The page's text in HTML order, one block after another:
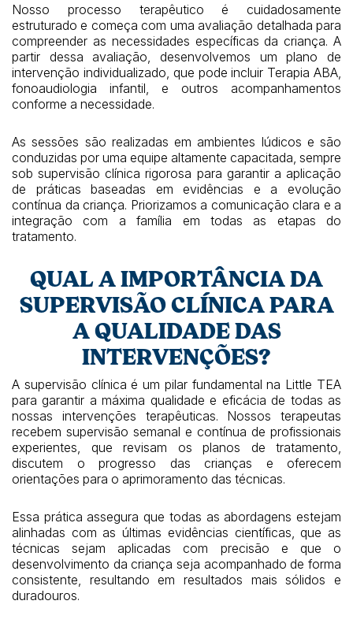
Nosso processo terapêutico é cuidadosamente
estruturado e começa com uma avaliação detalhada para
compreender as necessidades específicas da criança. A
partir dessa avaliação, desenvolvemos um plano de
intervenção individualizado, que pode incluir Terapia ABA,
fonoaudiologia infantil, e outros acompanhamentos
conforme a necessidade.
As sessões são realizadas em ambientes lúdicos e são
conduzidas por uma equipe altamente capacitada, sempre
sob supervisão clínica rigorosa para garantir a aplicação
de práticas baseadas em evidências e a evolução
contínua da criança. Priorizamos a comunicação clara e a
integração com a família em todas as etapas do
tratamento.
QUAL A IMPORTÂNCIA DA
SUPERVISÃO CLÍNICA PARA
A QUALIDADE DAS
INTERVENÇÕES?
A supervisão clínica é um pilar fundamental na Little TEA
para garantir a máxima qualidade e eficácia de todas as
nossas intervenções terapêuticas. Nossos terapeutas
recebem supervisão semanal e contínua de profissionais
experientes, que revisam os planos de tratamento,
discutem o progresso das crianças e oferecem
orientações para o aprimoramento das técnicas.
Essa prática assegura que todas as abordagens estejam
alinhadas com as últimas evidências científicas, que as
técnicas sejam aplicadas com precisão e que o
desenvolvimento da criança seja acompanhado de forma
consistente, resultando em resultados mais sólidos e
duradouros.